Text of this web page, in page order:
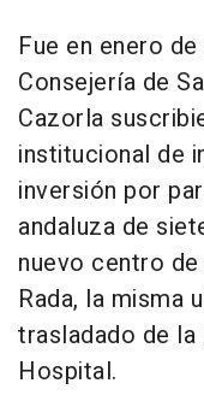
Fue en enero
Consejería de
Cazorla
institucional de
inversión por
andaluza de
nuevo centro
Rada, la misma
trasladado de
Hospital.